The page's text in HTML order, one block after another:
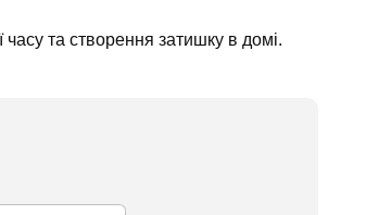
часу та створення затишку в домі.